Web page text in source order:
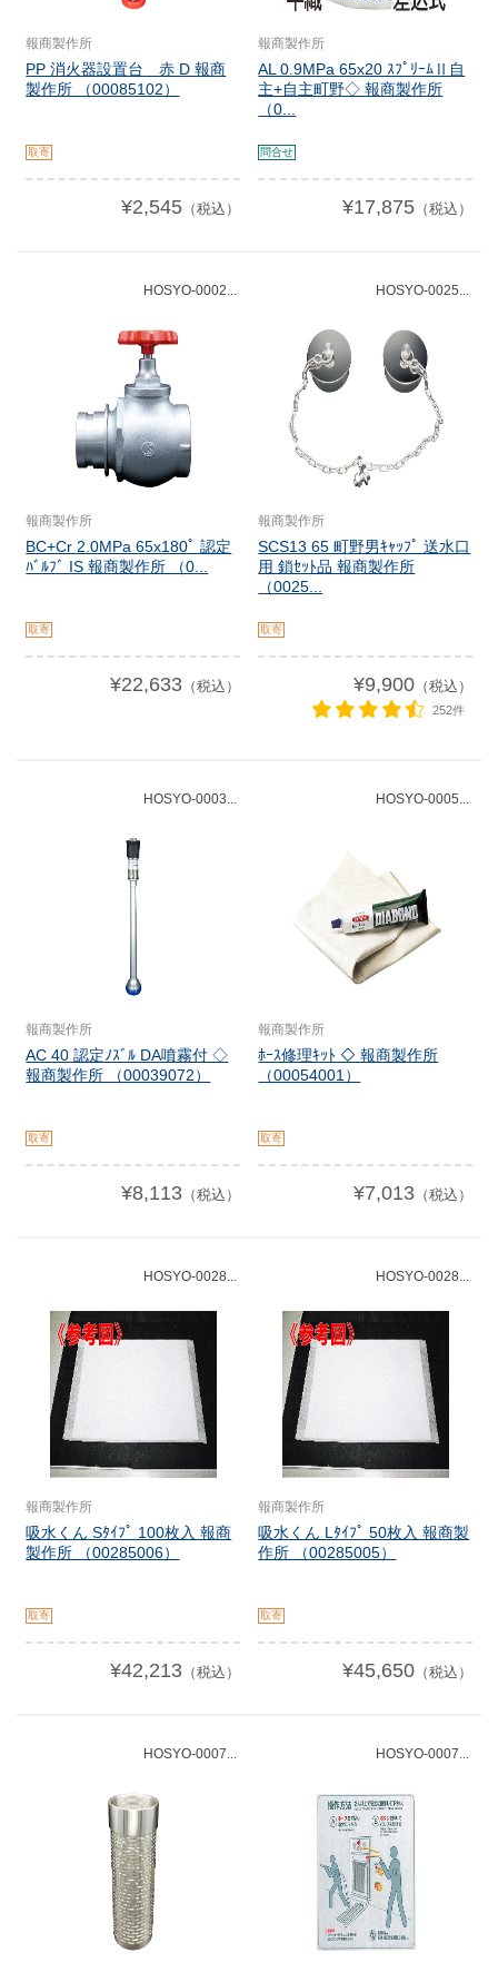
報商製作所
PP 消火器設置台 赤 D 報商
製作所 （00085102）
取寄
¥2,545（税込）
報商製作所
AL 0.9MPa 65x20 ｽﾌﾟﾘｰﾑⅡ自
主+自主町野◇ 報商製作所
（0...
問合せ
¥17,875（税込）
HOSYO-0002...
報商製作所
BC+Cr 2.0MPa 65x180ﾟ 認定
ﾊﾞﾙﾌﾞ IS 報商製作所 （0...
取寄
¥22,633（税込）
HOSYO-0025...
報商製作所
SCS13 65 町野男ｷｬｯﾌﾟ 送水口
用 鎖ｾｯﾄ品 報商製作所
（0025...
取寄
¥9,900（税込）
252件
HOSYO-0003...
報商製作所
AC 40 認定ﾉｽﾞﾙ DA噴霧付 ◇
報商製作所 （00039072）
取寄
¥8,113（税込）
HOSYO-0005...
報商製作所
ﾎｰｽ修理ｷｯﾄ ◇ 報商製作所
（00054001）
取寄
¥7,013（税込）
HOSYO-0028...
報商製作所
吸水くん Sﾀｲﾌﾟ 100枚入 報商
製作所 （00285006）
取寄
¥42,213（税込）
HOSYO-0028...
報商製作所
吸水くん Lﾀｲﾌﾟ 50枚入 報商製
作所 （00285005）
取寄
¥45,650（税込）
HOSYO-0007... HOSYO-0007...